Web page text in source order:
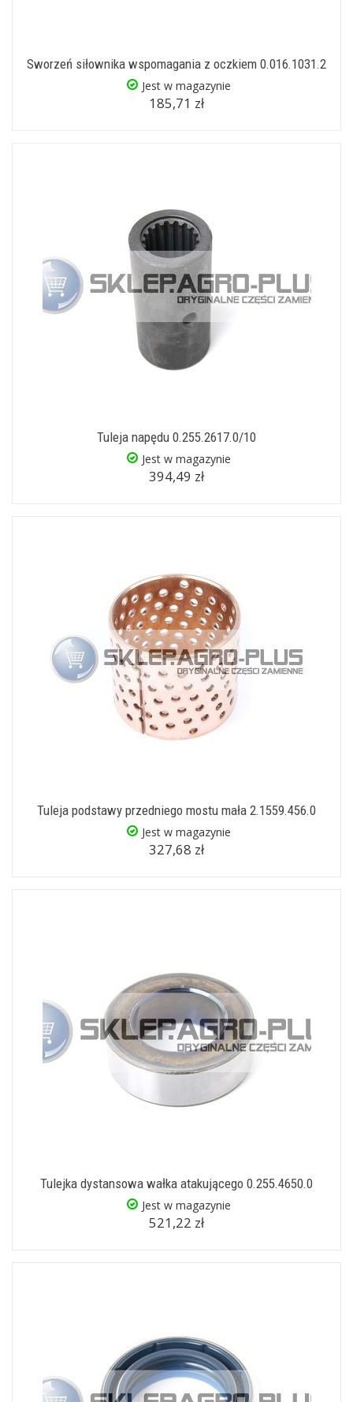
Sworzeń siłownika wspomagania z oczkiem 0.016.1031.2
Jest w magazynie
185,71 zł
Tuleja napędu 0.255.2617.0/10
Jest w magazynie
394,49 zł
Tuleja podstawy przedniego mostu mała 2.1559.456.0
Jest w magazynie
327,68 zł
Tulejka dystansowa wałka atakującego 0.255.4650.0
Jest w magazynie
521,22 zł